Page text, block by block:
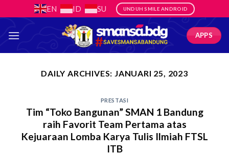
to
content
EN ID SU UNDUH SMILE ANDROID
APPS
DAILY ARCHIVES: JANUARI 25, 2023
PRESTASI
Tim “Toko Bangunan” SMAN 1 Bandung
raih Favorit Team Pertama atas
Kejuaraan Lomba Karya Tulis Ilmiah FTSL
ITB